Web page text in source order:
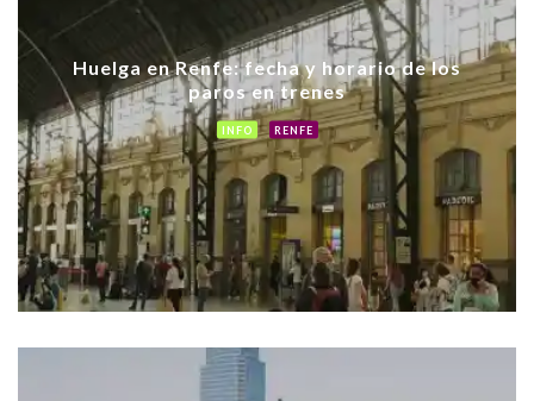
Huelga en Renfe: fecha y horario de los
paros en trenes
INFO RENFE